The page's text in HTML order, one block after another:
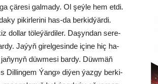
çä­re­si gal­ma­dy. Ol şeý­le hem et­di.
pi­ki­rle­ri­ni has-da ber­kid­ýär­di.
dol­lar tö­le­ýär­di­ler. Da­şyn­dan se­re­
Ja­ýyň gi­rel­ge­sin­de içi­ne hiç ha­
düw­me­si bar­dy. Düw­mäň
Dil­lin­gem Ýang» di­ýen ýaz­gy ber­ki­